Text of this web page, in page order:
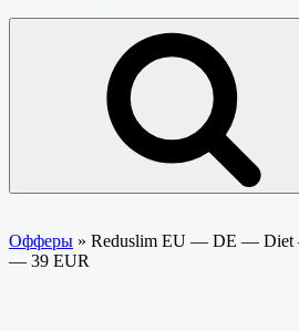
Офферы » Reduslim EU — DE —
— 39 EUR